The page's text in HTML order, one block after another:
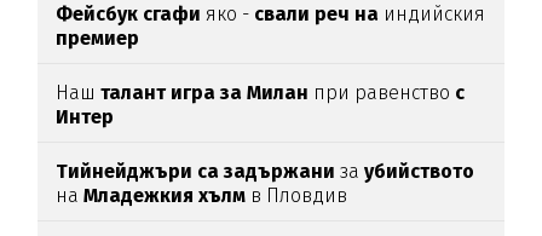
Фейсбук сгафи яко - свали реч на индийския
премиер
Нашталант игра за Милан при равенство с
Интер
Тийнейджъри са задържани за убийството
наМладежкия хълм в Пловдив